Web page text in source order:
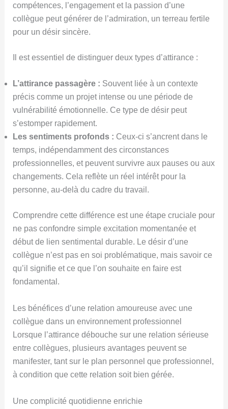
compétences, l’engagement et la passion d’une
collègue peut générer de l’admiration, un terreau fertile
pour un désir sincère.
Il est essentiel de distinguer deux types d’attirance :
L’attirance passagère : Souvent liée à un contexte
précis comme un projet intense ou une période de
vulnérabilité émotionnelle. Ce type de désir peut
s’estomper rapidement.
Les sentiments profonds : Ceux-ci s’ancrent dans le
temps, indépendamment des circonstances
professionnelles, et peuvent survivre aux pauses ou aux
changements. Cela reflète un réel intérêt pour la
personne, au-delà du cadre du travail.
Comprendre cette différence est une étape cruciale pour
ne pas confondre simple excitation momentanée et
début de lien sentimental durable. Le désir d’une
collègue n’est pas en soi problématique, mais savoir ce
qu’il signifie et ce que l’on souhaite en faire est
fondamental.
Les bénéfices d’une relation amoureuse avec une
collègue dans un environnement professionnel
Lorsque l’attirance débouche sur une relation sérieuse
entre collègues, plusieurs avantages peuvent se
manifester, tant sur le plan personnel que professionnel,
à condition que cette relation soit bien gérée.
Une complicité quotidienne enrichie